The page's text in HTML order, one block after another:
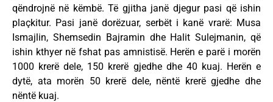
qëndrojnë në këmbë. Të gjitha janë djegur pasi që ishin
plaçkitur. Pasi janë dorëzuar, serbët i kanë vrarë: Musa
Ismajlin, Shemsedin Bajramin dhe Halit Sulejmanin, që
ishin kthyer në fshat pas amnistisë. Herën e parë i morën
1000 krerë dele, 150 krerë gjedhe dhe 40 kuaj. Herën e
dytë, ata morën 50 krerë dele, nëntë krerë gjedhe dhe
nëntë kuaj.